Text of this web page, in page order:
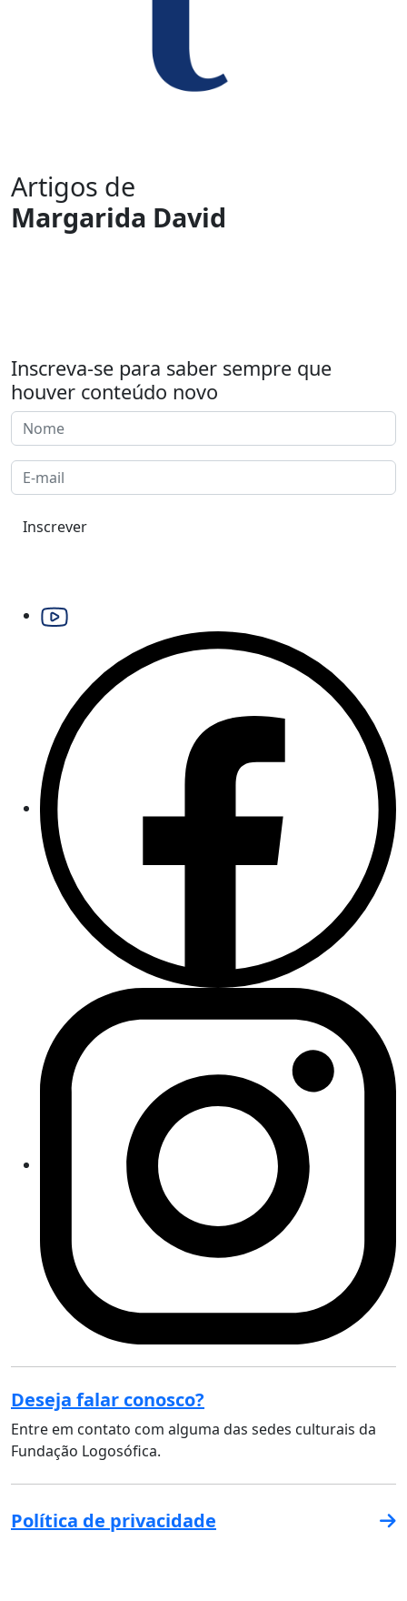
Artigos de
Margarida David
Inscreva-se para saber sempre que
houver conteúdo novo
Inscrever
Deseja falar conosco?
Entre em contato com alguma das sedes culturais da
Fundação Logosófica.
Política de privacidade